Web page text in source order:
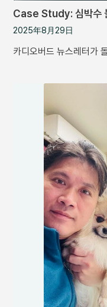
Case Study: 심박수
2025年8月29日
카디오버드 뉴스레터가